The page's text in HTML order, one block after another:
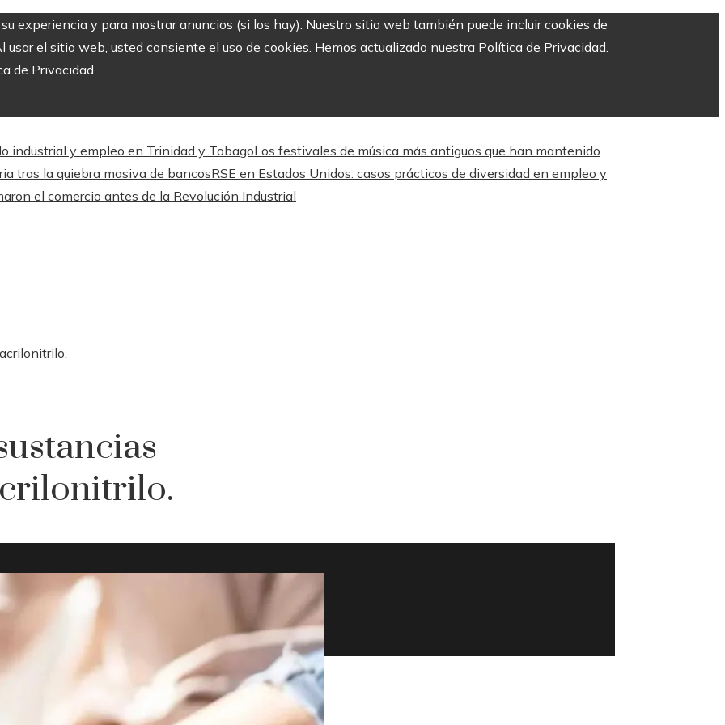
experiencia y para mostrar anuncios (si los hay). Nuestro sitio web también puede incluir cookies de
el sitio web, usted consiente el uso de cookies. Hemos actualizado nuestra Política de Privacidad.
de Privacidad.
industrial y empleo en Trinidad y TobagoLos festivales de música más antiguos que han mantenido
tras la quiebra masiva de bancosRSE en Estados Unidos: casos prácticos de diversidad en empleo y
el comercio antes de la Revolución Industrial